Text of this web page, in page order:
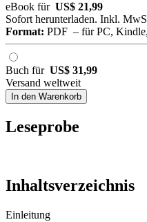
eBook für US$ 21,99
Sofort herunterladen. Inkl.
Format: PDF – für PC,
Buch für US$ 31,99
Versand weltweit
In den Warenkorb
Leseprobe
Inhaltsverzeichnis
Einleitung